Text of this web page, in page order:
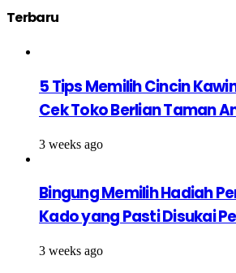
Terbaru
5 Tips Memilih Cincin
Cek Toko Berlian Taman
3 weeks ago
Bingung Memilih Hadiah
Kado yang Pasti Disukai
3 weeks ago